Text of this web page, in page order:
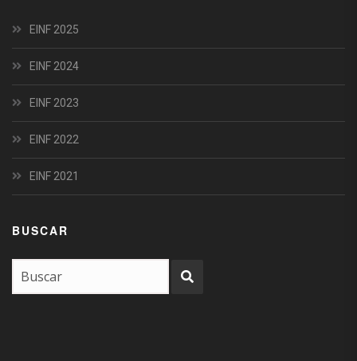
EINF 2025
EINF 2024
EINF 2023
EINF 2022
EINF 2021
BUSCAR